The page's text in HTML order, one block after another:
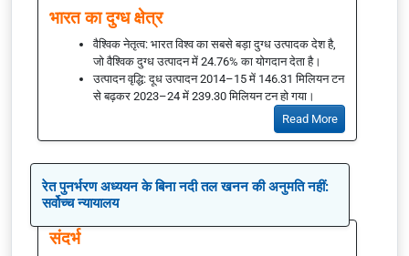
भारत का दुग्ध क्षेत्र
वैश्विक नेतृत्व: भारत विश्व का सबसे बड़ा दुग्ध उत्पादक देश है,
जो वैश्विक दुग्ध उत्पादन में 24.76% का योगदान देता है।
उत्पादन वृद्धि: दूध उत्पादन 2014–15 में 146.31 मिलियन टन
से बढ़कर 2023–24 में 239.30 मिलियन टन हो गया।
Read More
रेत पुनर्भरण अध्ययन के बिना नदी तल खनन की अनुमति नहीं:
सर्वोच्च न्यायालय
संदर्भ